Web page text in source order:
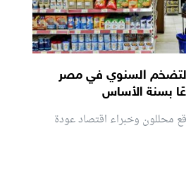
السنوي في مصر
بسنة الأساس
محللون وخبراء اقتصاد عودة